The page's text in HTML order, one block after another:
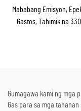
Mababang Emisyon,
Gastos, Tahimik na
Gumagawa kami ng mga
Gas para sa mga